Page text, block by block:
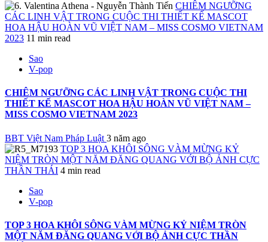
CHIÊM NGƯỠNG
CÁC LINH VẬT TRONG CUỘC THI THIẾT KẾ MASCOT
HOA HẬU HOÀN VŨ VIỆT NAM – MISS COSMO VIETNAM
2023 11 min read
Sao
V-pop
CHIÊM NGƯỠNG CÁC LINH VẬT TRONG CUỘC THI
THIẾT KẾ MASCOT HOA HẬU HOÀN VŨ VIỆT NAM –
MISS COSMO VIETNAM 2023
BBT Việt Nam Pháp Luật 3 năm ago
TOP 3 HOA KHÔI SÔNG VÀM MỪNG KỶ
NIỆM TRÒN MỘT NĂM ĐĂNG QUANG VỚI BỘ ẢNH CỰC
THẦN THÁI 4 min read
Sao
V-pop
TOP 3 HOA KHÔI SÔNG VÀM MỪNG KỶ NIỆM TRÒN
MỘT NĂM ĐĂNG QUANG VỚI BỘ ẢNH CỰC THẦN